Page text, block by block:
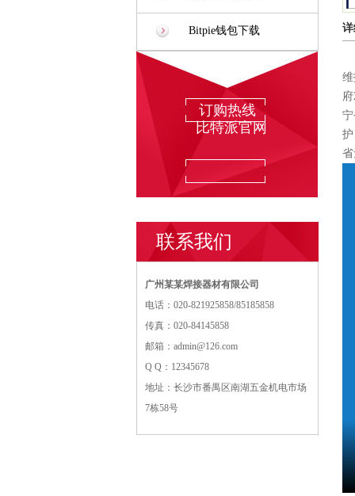
Bitpie钱包下载
订购热线
比特派官网
联系我们
广州某某焊接器材有限公司
电话：020-821925858/85185858
传真：020-84145858
邮箱： admin@126.com
Q Q：12345678
地址：长沙市番禺区南湖五金机电市场
7栋58号
详